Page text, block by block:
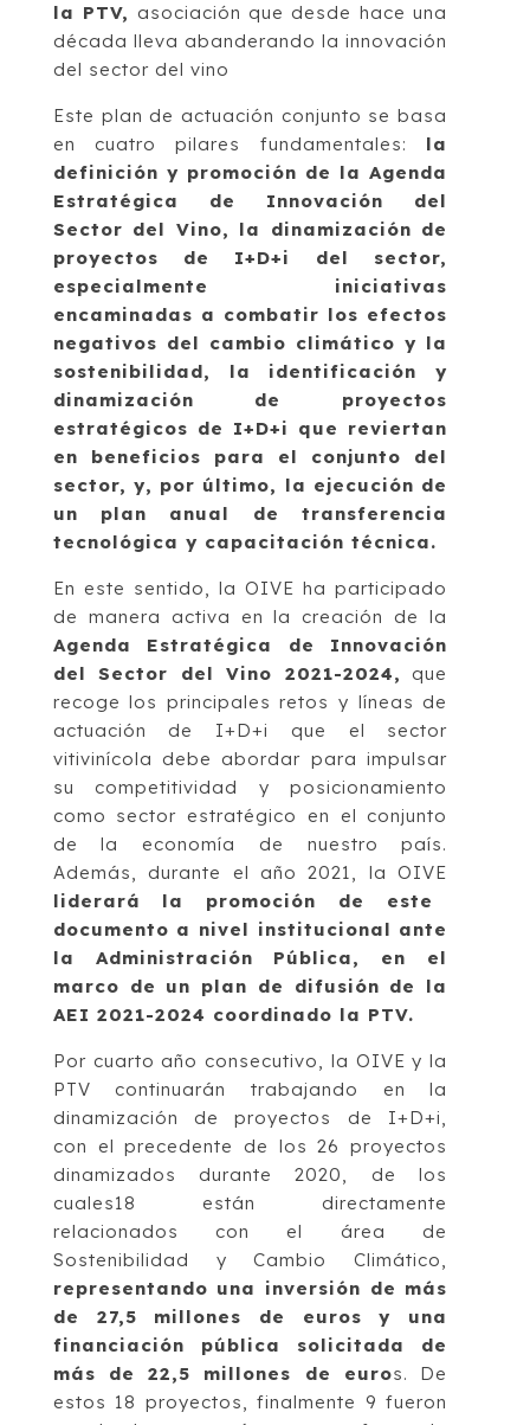
la PTV, asociación que desde hace una
década lleva abanderando la innovación
del sector del vino
Este plan de actuación conjunto se basa
en cuatro pilares fundamentales: la
definición y promoción de la Agenda
Estratégica de Innovación del
Sector del Vino, la dinamización de
proyectos de I+D+i del sector,
especialmente iniciativas
encaminadas a combatir los efectos
negativos del cambio climático y la
sostenibilidad, la identificación y
dinamización de proyectos
estratégicos de I+D+i que reviertan
en beneficios para el conjunto del
sector, y, por último, la ejecución de
un plan anual de transferencia
tecnológica y capacitación técnica.
En este sentido, la OIVE ha participado
de manera activa en la creación de la
Agenda Estratégica de Innovación
del Sector del Vino 2021-2024, que
recoge los principales retos y líneas de
actuación de I+D+i que el sector
vitivinícola debe abordar para impulsar
su competitividad y posicionamiento
como sector estratégico en el conjunto
de la economía de nuestro país.
Además, durante el año 2021, la OIVE
liderará la promoción de este
documento a nivel institucional ante
la Administración Pública, en el
marco de un plan de difusión de la
AEI 2021-2024 coordinado la PTV.
Por cuarto año consecutivo, la OIVE y la
PTV continuarán trabajando en la
dinamización de proyectos de I+D+i,
con el precedente de los 26 proyectos
dinamizados durante 2020, de los
cuales18 están directamente
relacionados con el área de
Sostenibilidad y Cambio Climático,
representando una inversión de más
de 27,5 millones de euros y una
financiación pública solicitada de
más de 22,5 millones de euros. De
estos 18 proyectos, finalmente 9 fueron